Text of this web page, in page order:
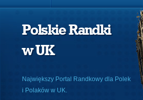
Polskie Randki
w UK
Największy Portal Randkowy dla Polek
i Polaków w UK.